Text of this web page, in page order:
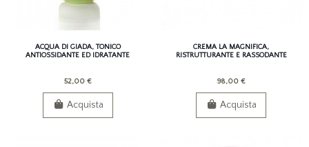
ACQUA DI GIADA, TONICO
ANTIOSSIDANTE ED IDRATANTE
52,00 €
Acquista
CREMA LA MAGNIFICA,
RISTRUTTURANTE E RASSODANTE
98,00 €
Acquista